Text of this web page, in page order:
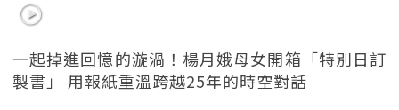
一起掉進回憶的漩渦！楊月娥母女開箱「特別日訂
製書」 用報紙重溫跨越25年的時空對話